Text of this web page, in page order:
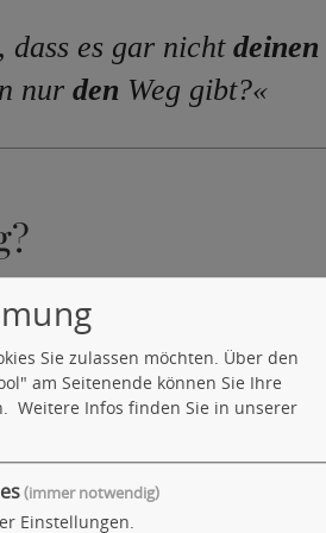
dass es gar nicht deinen
nur den Weg gibt?«
Was ich erfahren und
beglückende Geschenke
,
die Du letztlich
Freude und Nachhaltigkeit
Sie zulassen möchten. Über den
am Seitenende können Sie Ihre
Weitere Infos finden Sie in unserer
(immer notwendig)
Einstellungen.